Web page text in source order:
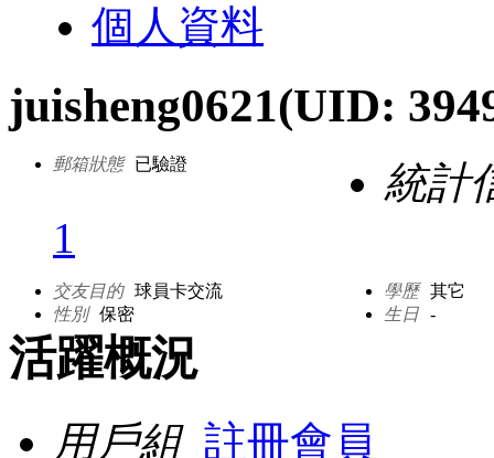
個人資料
juisheng0621(UID:
郵箱狀態 已驗證
統計
1
交友目的 球員卡交流 學歷 其它
性別 保密 生日 -
活躍概況
用戶組 註冊會員